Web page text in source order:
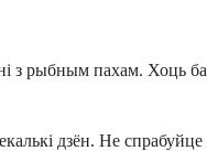
з рыбным пахам. Хоць
дзён. Не